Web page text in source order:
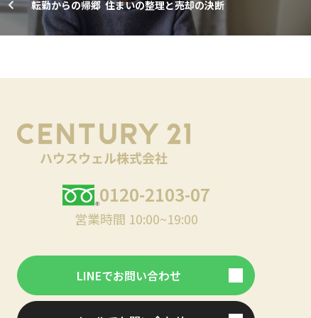
転勤からの帰郷 住まいの整理と売却の決断
0120-2103-07
営業時間 10:00~19:00
LINEでお問い合わせ